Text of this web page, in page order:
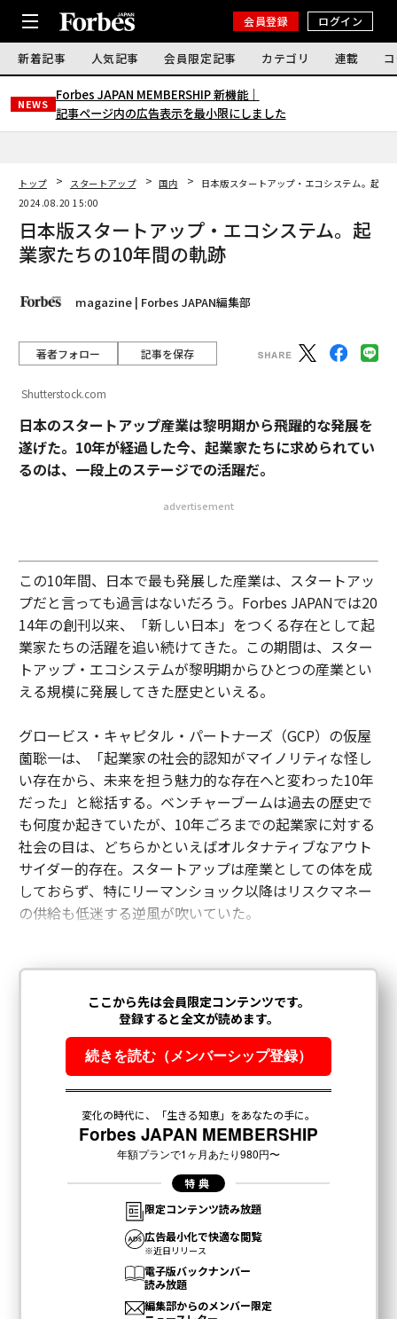
会員登録 ログイン
新着記事 人気記事 会員限定記事 カテゴリ 連載
NEWS
Forbes JAPAN MEMBERSHIP 新機能｜
記事ページ内の広告表示を最小限にしました
トップ スタートアップ 国内
日本版スタートアップ・エコシステム。起業
2024.08.20 15:00
日本版スタートアップ・エコシステム。起
業家たちの10年間の軌跡
magazine | Forbes JAPAN編集部
著者フォロー 記事を保存
Shutterstock.com
日本のスタートアップ産業は黎明期から飛躍的な発展を
遂げた。10年が経過した今、起業家たちに求められてい
るのは、一段上のステージでの活躍だ。
advertisement
この10年間、日本で最も発展した産業は、スタートアッ
プだと言っても過言はないだろう。Forbes JAPANでは20
14年の創刊以来、「新しい日本」をつくる存在として起
業家たちの活躍を追い続けてきた。この期間は、スター
トアップ・エコシステムが黎明期からひとつの産業とい
える規模に発展してきた歴史といえる。
グロービス・キャピタル・パートナーズ（GCP）の仮屋
薗聡一は、「起業家の社会的認知がマイノリティな怪し
い存在から、未来を担う魅力的な存在へと変わった10年
だった」と総括する。ベンチャーブームは過去の歴史で
も何度か起きていたが、10年ごろまでの起業家に対する
社会の目は、どちらかといえばオルタナティブなアウト
サイダー的存在。スタートアップは産業としての体を成
しておらず、特にリーマンショック以降はリスクマネー
の供給も低迷する逆風が吹いていた。